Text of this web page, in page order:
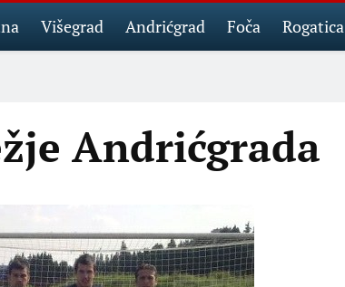
Višegrad Andrićgrad Foča Rogatica
Andrićgrada